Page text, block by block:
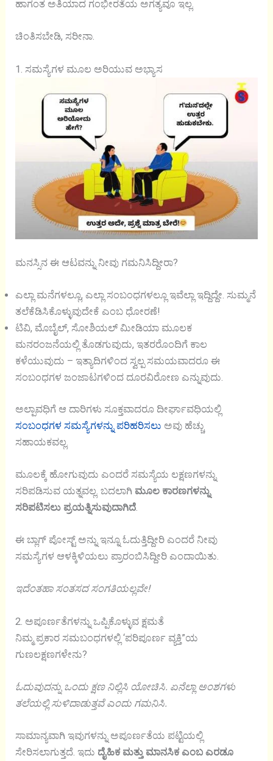
ಹಾಗಂತ ಅತಿಯಾದ ಗಂಭೀರತೆಯ ಅಗತ್ಯವೂ ಇಲ್ಲ.
ಚಿಂತಿಸಬೇಡಿ, ಸರೀನಾ.
1. ಸಮಸ್ಯೆಗಳ ಮೂಲ ಅರಿಯುವ ಅಭ್ಯಾಸ
ಮನಸ್ಸಿನ ಈ ಆಟವನ್ನು ನೀವು ಗಮನಿಸಿದ್ದೀರಾ?
ಎಲ್ಲಾ ಮನೆಗಳಲ್ಲೂ, ಎಲ್ಲಾ ಸಂಬಂಧಗಳಲ್ಲೂ ಇವೆಲ್ಲಾ ಇದ್ದಿದ್ದೇ. ಸುಮ್ಮನೆ
ತಲೆಕೆಡಿಸಿಕೊಳ್ಳುವುದೇಕೆ ಎಂಬ ಧೋರಣೆ!
ಟಿವಿ, ಮೊಬೈಲ್, ಸೋಶಿಯಲ್ ಮೀಡಿಯಾ ಮೂಲಕ
ಮನರಂಜನೆಯಲ್ಲಿ ತೊಡಗುವುದು, ಇತರರೊಂದಿಗೆ ಕಾಲ
ಕಳೆಯುವುದು – ಇತ್ಯಾದಿಗಳಿಂದ ಸ್ವಲ್ಪ ಸಮಯವಾದರೂ ಈ
ಸಂಬಂಧಗಳ ಜಂಜಾಟಗಳಿಂದ ದೂರವಿರೋಣ ಎನ್ನುವುದು.
ಅಲ್ಪಾವಧಿಗೆ ಆ ದಾರಿಗಳು ಸೂಕ್ತವಾದರೂ ದೀರ್ಘಾವಧಿಯಲ್ಲಿ
ಸಂಬಂಧಗಳ ಸಮಸ್ಯೆಗಳನ್ನು ಪರಿಹರಿಸಲು ಅವು ಹೆಚ್ಚು
ಸಹಾಯಕವಲ್ಲ.
ಮೂಲಕ್ಕೆ ಹೋಗುವುದು ಎಂದರೆ ಸಮಸ್ಯೆಯ ಲಕ್ಷಣಗಳನ್ನು
ಸರಿಪಡಿಸುವ ಯತ್ನವಲ್ಲ. ಬದಲಾಗಿ ಮೂಲ ಕಾರಣಗಳನ್ನು
ಸರಿಪಟಿಸಲು ಪ್ರಯತ್ನಿಸುವುದಾಗಿದೆ.
ಈ ಬ್ಲಾಗ್ ಪೋಸ್ಟ್ ಅನ್ನು ಇನ್ನೂ ಓದುತ್ತಿದ್ದೀರಿ ಎಂದರೆ ನೀವು
ಸಮಸ್ಯೆಗಳ ಆಳಕ್ಕಿಳಿಯಲು ಪ್ರಾರಂಬಿಸಿದ್ದೀರಿ ಎಂದಾಯಿತು.
ಇದೆಂತಹಾ ಸಂತಸದ ಸಂಗತಿಯಲ್ಲವೇ!
2. ಅಪೂರ್ಣತೆಗಳನ್ನು ಒಪ್ಪಿಕೊಳ್ಳುವ ಕ್ಷಮತೆ
ನಿಮ್ಮ ಪ್ರಕಾರ ಸಮಬಂಧಗಳಲ್ಲಿ ‘ಪರಿಪೂರ್ಣ ವ್ಯಕ್ತಿ”ಯ
ಗುಣಲಕ್ಷಣಗಳೇನು?
ಓದುವುದನ್ನು ಒಂದು ಕ್ಷಣ ನಿಲ್ಲಿಸಿ ಯೋಚಿಸಿ. ಏನೆಲ್ಲಾ ಅಂಶಗಳು
ತಲೆಯಲ್ಲಿ ಸುಳಿದಾಡುತ್ತವೆ ಎಂದು ಗಮನಿಸಿ.
ಸಾಮಾನ್ಯವಾಗಿ ಇವುಗಳನ್ನು ಅಪೂರ್ಣತೆಯ ಪಟ್ಟಿಯಲ್ಲಿ
ಸೇರಿಸಲಾಗುತ್ತದೆ. ಇದು ದೈಹಿಕ ಮತ್ತು ಮಾನಸಿಕ ಎಂಬ ಎರಡೂ